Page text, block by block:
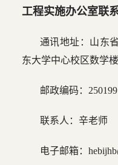
工程实施办公室联系
通讯地址：山东
东大学中心校区数学
邮政编码：250199
联系人：辛老师
电子邮箱：